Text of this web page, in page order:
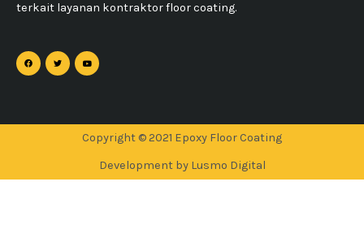
terkait layanan kontraktor floor coating.
Copyright © 2021 Epoxy Floor Coating
Development by Lusmo Digital